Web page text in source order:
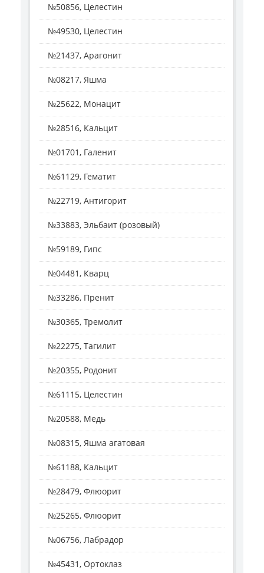
№50856, Целестин
№49530, Целестин
№21437, Арагонит
№08217, Яшма
№25622, Монацит
№28516, Кальцит
№01701, Галенит
№61129, Гематит
№22719, Антигорит
№33883, Эльбаит (розовый)
№59189, Гипс
№04481, Кварц
№33286, Пренит
№30365, Тремолит
№22275, Тагилит
№20355, Родонит
№61115, Целестин
№20588, Медь
№08315, Яшма агатовая
№61188, Кальцит
№28479, Флюорит
№25265, Флюорит
№06756, Лабрадор
№45431, Ортоклаз